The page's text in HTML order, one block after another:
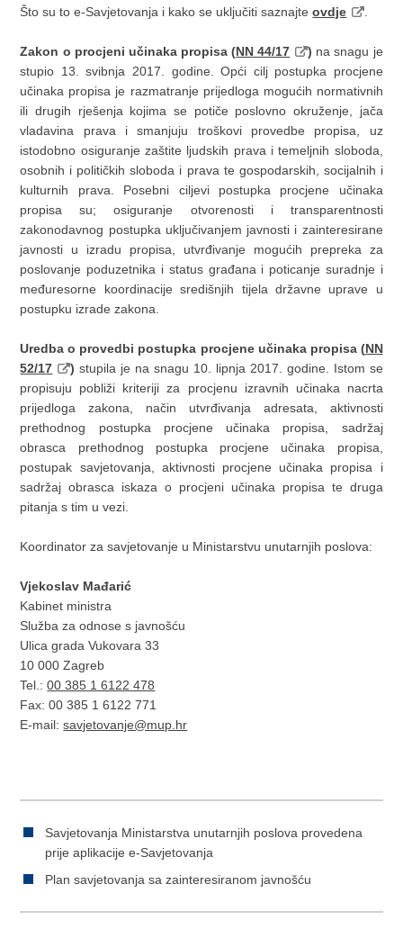
Što su to e-Savjetovanja i kako se uključiti saznajteovdje
Zakon o procjeni učinaka propisa (NN 44/17 ) na snagu je
stupio 13. svibnja 2017. godine. Opći cilj postupka procjene
učinaka propisa je razmatranje prijedloga mogućih normativnih
ili drugih rješenja kojima se potiče poslovno okruženje, jača
vladavina prava i smanjuju troškovi provedbe propisa, uz
istodobno osiguranje zaštite ljudskih prava i temeljnih sloboda,
osobnih i političkih sloboda i prava te gospodarskih, socijalnih i
kulturnih prava. Posebni ciljevi postupka procjene učinaka
propisa su; osiguranje otvorenosti i transparentnosti
zakonodavnog postupka uključivanjem javnosti i zainteresirane
javnosti u izradu propisa, utvrđivanje mogućih prepreka za
poslovanje poduzetnika i status građana i poticanje suradnje i
međuresorne koordinacije središnjih tijela državne uprave u
postupku izrade zakona.
Uredba o provedbi postupka procjene učinaka propisa (NN
52/17
)stupila je na snagu 10. lipnja 2017. godine. Istom se
propisuju pobliži kriteriji za procjenu izravnih učinaka nacrta
prijedloga zakona, način utvrđivanja adresata, aktivnosti
prethodnog postupka procjene učinaka propisa, sadržaj
obrasca prethodnog postupka procjene učinaka propisa,
postupak savjetovanja, aktivnosti procjene učinaka propisa i
sadržaj obrasca iskaza o procjeni učinaka propisa te druga
pitanja s tim u vezi.
Koordinator za savjetovanje u Ministarstvu unutarnjih poslova:
Vjekoslav Mađarić
Kabinet ministra
Služba za odnose s javnošću
Ulica grada Vukovara 33
10 000 Zagreb
Tel.:00 385 1 6122 478
Fax: 00 385 1 6122 771
E-mail:savjetovanje@mup.hr
Savjetovanja Ministarstva unutarnjih poslova provedena
prije aplikacije e-Savjetovanja
Plan savjetovanja sa zainteresiranom javnošću